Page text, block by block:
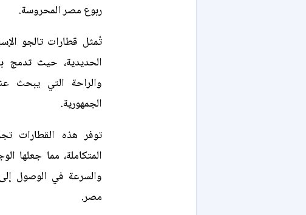
ربوع مصر المحروسة.
تُمثل قطارات تالجو
الحديدية، حيث تدمج
والراحة التي يبحث
الجمهورية.
توفر هذه القطارات
المتكاملة، مما جعلها
والسرعة في الوصول
مصر.